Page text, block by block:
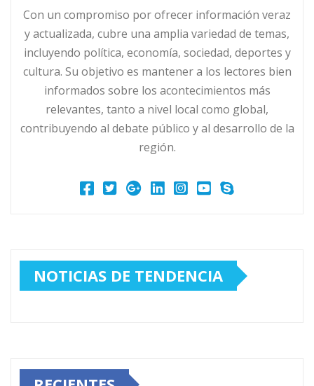
Con un compromiso por ofrecer información veraz
y actualizada, cubre una amplia variedad de temas,
incluyendo política, economía, sociedad, deportes y
cultura. Su objetivo es mantener a los lectores bien
informados sobre los acontecimientos más
relevantes, tanto a nivel local como global,
contribuyendo al debate público y al desarrollo de la
región.
NOTICIAS DE TENDENCIA